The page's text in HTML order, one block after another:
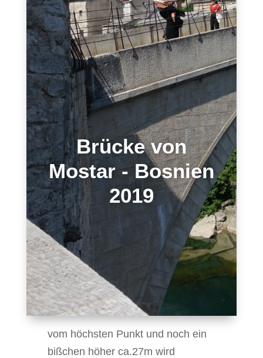
Brücke von
Mostar - Bosnien
2019
vom höchsten Punkt und noch ein
bißchen höher ca.27m wird